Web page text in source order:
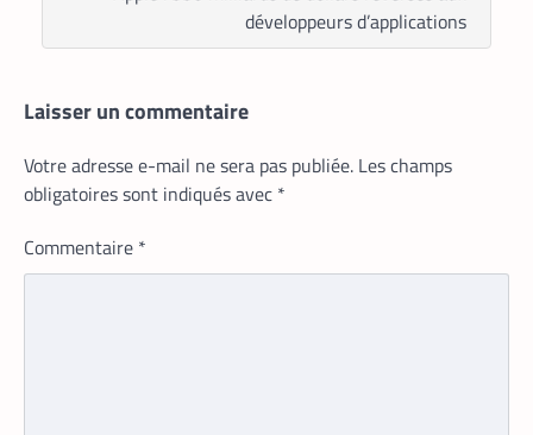
développeurs d’applications
Laisser un commentaire
Votre adresse e-mail ne sera pas publiée. Les champs
obligatoires sont indiqués avec *
Commentaire *
Food promet de transformer le
commerce ivoirien en stimulant l’emploi
logistique moderne et inclusive.